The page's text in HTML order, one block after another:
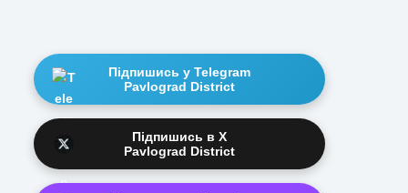
Підпишись у Telegram
Pavlograd District
Підпишись в X
Pavlograd District